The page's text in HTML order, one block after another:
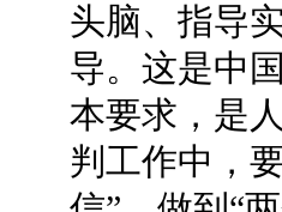
头脑、指导
导。这是中
本要求，是
判工作中，